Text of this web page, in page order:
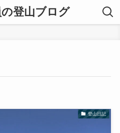
登山ブログ
登山日記